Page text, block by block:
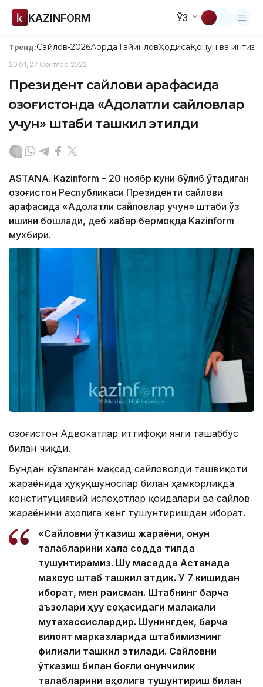
KAZINFORM ЎЗ
Тренд:Сайлов-2026АқордаТайинловҲодисаҚонун ва
20:01, 27 Сентябр 2022
Президент сайлови арафасида
Қозоғистонда «Адолатли сайловлар
учун» штаби ташкил этилди
ASTANA. Kazinform – 20 ноябр куни бўлиб ўтадиган
Қозоғистон Республикаси Президенти сайлови
арафасида «Адолатли сайловлар учун» штаби ўз
ишини бошлади, деб хабар бермоқда Kazinform
мухбири.
Қозоғистон Адвокатлар иттифоқи янги ташаббус
билан чиқди.
Бундан кўзланган мақсад сайловолди ташвиқоти
жараёнида ҳуқуқшунослар билан ҳамкорликда
конституциявий ислоҳотлар қоидалари ва сайлов
жараёнини аҳолига кенг тушунтиришдан иборат.
«Сайловни ўтказиш жараёни, қонун
талабларини халққа содда тилда
тушунтирамиз. Шу мақсадда Астанада
махсус штаб ташкил этдик. У 7 кишидан
иборат, мен раисман. Штабнинг барча
аъзолари ҳуқуқ соҳасидаги малакали
мутахассислардир. Шунингдек, барча
вилоят марказларида штабимизнинг
филиали ташкил этилади. Сайловни
ўтказиш билан боғлиқ қонунчилик
талабларини аҳолига тушунтириш билан